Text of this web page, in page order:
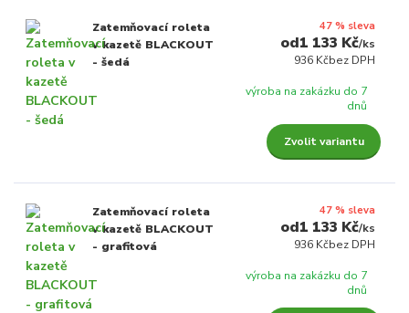
Zatemňovací roleta
v kazetě BLACKOUT
- šedá
47 % sleva
1 133 Kč/ks
936 Kčbez DPH
výroba na zakázku do 7
dnů
Zvolit variantu
Zatemňovací roleta
v kazetě BLACKOUT
- grafitová
47 % sleva
1 133 Kč/ks
936 Kčbez DPH
výroba na zakázku do 7
dnů